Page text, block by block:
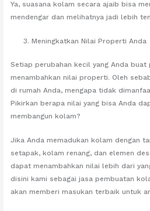
Ya, suasana kolam secara ajaib bisa
mendengar dan melihatnya jadi lebih
Meningkatkan Nilai Properti Anda
Setiap perubahan kecil yang Anda buat
menambahkan nilai properti. Oleh
di rumah Anda, mengapa tidak
Pikirkan berapa nilai yang bisa Anda
membangun kolam?
Jika Anda memadukan kolam dengan
setapak, kolam renang, dan elemen
dapat menambahkan nilai lebih dari
disini kami sebagai jasa pembuatan
akan memberi masukan terbaik untuk